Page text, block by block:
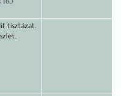
tisztázat.